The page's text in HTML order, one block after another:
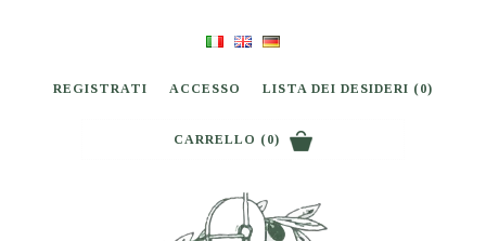
REGISTRATI ACCESSO LISTA DEI DESIDERI (0)
CARRELLO (0)